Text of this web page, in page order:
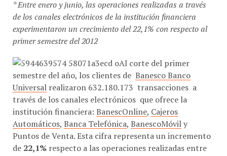
de los canales electrónicos de la institución financiera
experimentaron un crecimiento del 22,1% con respecto al
primer semestre del 2012
semestre del año, los clientes deBanesco Banco
Universal realizaron 632.180.173 transacciones a
través de los canales electrónicos que ofrece la
institución financiera:BanescOnline,Cajeros
Automáticos,Banca Telefónica,BanescoMóvil
Puntos de Venta. Esta cifra representa un incremento
de22,1%respecto a las operaciones realizadas entre
enero y junio de 2012.